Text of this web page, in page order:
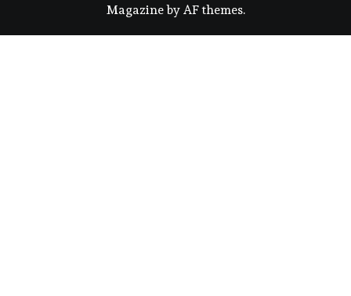
Magazineby AF themes.